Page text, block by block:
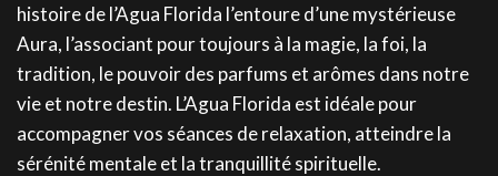
histoire de l’Agua Florida l’entoure d’une mystérieuse
Aura, l’associant pour toujours à la magie, la foi, la
tradition, le pouvoir des parfums et arômes dans notre
vie et notre destin. L’Agua Florida est idéale pour
accompagner vos séances de relaxation, atteindre la
sérénité mentale et la tranquillité spirituelle.